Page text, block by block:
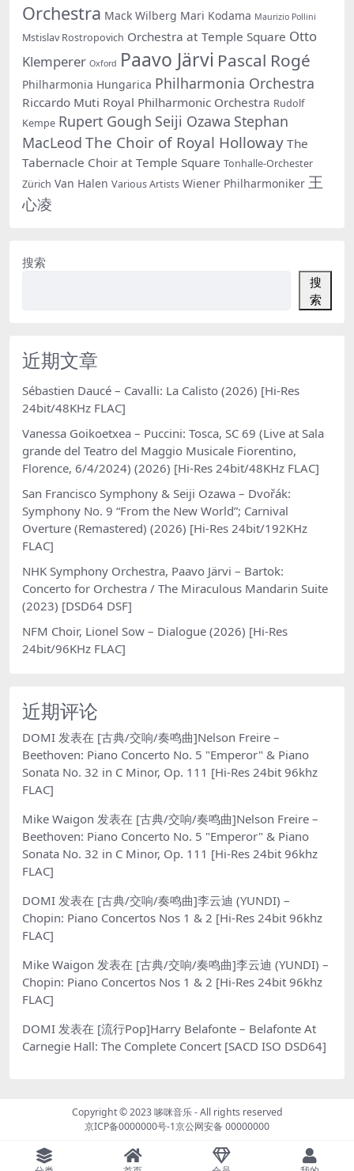
Orchestra Mack Wilberg Mari Kodama Maurizio Pollini
Mstislav Rostropovich Orchestra at Temple Square Otto
Klemperer Oxford Paavo Järvi Pascal Rogé
Philharmonia Hungarica Philharmonia Orchestra
Riccardo Muti Royal Philharmonic Orchestra Rudolf
Kempe Rupert Gough Seiji Ozawa Stephan
MacLeod The Choir of Royal Holloway The
Tabernacle Choir at Temple Square Tonhalle-Orchester
Zürich Van Halen Various Artists Wiener Philharmoniker 王
心凌
搜索
搜
索
近期文章
Sébastien Daucé – Cavalli: La Calisto (2026) [Hi-Res
24bit/48KHz FLAC]
Vanessa Goikoetxea – Puccini: Tosca, SC 69 (Live at Sala
grande del Teatro del Maggio Musicale Fiorentino,
Florence, 6/4/2024) (2026) [Hi-Res 24bit/48KHz FLAC]
San Francisco Symphony & Seiji Ozawa – Dvořák:
Symphony No. 9 “From the New World”; Carnival
Overture (Remastered) (2026) [Hi-Res 24bit/192KHz
FLAC]
NHK Symphony Orchestra, Paavo Järvi – Bartok:
Concerto for Orchestra / The Miraculous Mandarin Suite
(2023) [DSD64 DSF]
NFM Choir, Lionel Sow – Dialogue (2026) [Hi-Res
24bit/96KHz FLAC]
近期评论
DOMI 发表在 [古典/交响/奏鸣曲]Nelson Freire –
Beethoven: Piano Concerto No. 5 "Emperor" & Piano
Sonata No. 32 in C Minor, Op. 111 [Hi-Res 24bit 96khz
FLAC]
Mike Waigon 发表在 [古典/交响/奏鸣曲]Nelson Freire –
Beethoven: Piano Concerto No. 5 "Emperor" & Piano
Sonata No. 32 in C Minor, Op. 111 [Hi-Res 24bit 96khz
FLAC]
DOMI 发表在 [古典/交响/奏鸣曲]李云迪 (YUNDI) –
Chopin: Piano Concertos Nos 1 & 2 [Hi-Res 24bit 96khz
FLAC]
Mike Waigon 发表在 [古典/交响/奏鸣曲]李云迪 (YUNDI) –
Chopin: Piano Concertos Nos 1 & 2 [Hi-Res 24bit 96khz
FLAC]
DOMI 发表在 [流行Pop]Harry Belafonte – Belafonte At
Carnegie Hall: The Complete Concert [SACD ISO DSD64]
Copyright © 2023哆咪音乐- All rights reserved
京ICP备0000000号-1京公网安备 00000000